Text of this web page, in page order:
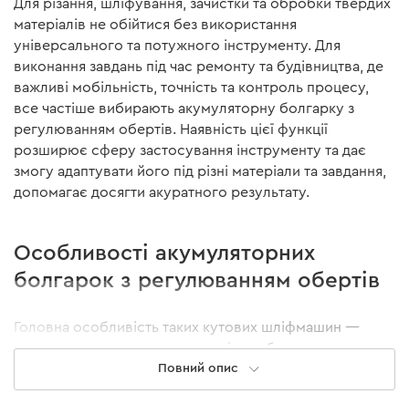
але всі ж повинні розуміти що батарея не
бескінечна.
Але завжди є але, несуттєві мінуси:
- Допоміжна ручка для другої руки легко
відкручується під час роботи але якщо
СИЛЬНО закрутити то піде.
- Акумулятор у під'єднаннаному стані
трішки має люфт, болтається.
- І головне: біля посадкового місця для
батареї є два вентиляційні отвори закриті
сріблястою сіткою, вони всмоктують пил
Для різання, шліфування, зачистки та обробки твердих
матеріалів не обійтися без використання
універсального та потужного інструменту. Для
виконання завдань під час ремонту та будівництва, де
важливі мобільність, точність та контроль процесу,
все частіше вибирають акумуляторну болгарку з
регулюванням обертів. Наявність цієї функції
розширює сферу застосування інструменту та дає
змогу адаптувати його під різні матеріали та завдання,
допомагає досягти акуратного результату.
Особливості акумуляторних
болгарок з регулюванням обертів
Головна особливість таких кутових шліфмашин —
можливість регулювати швидкість обертання
оснащення. Це дає можливість підібрати оптимальні
оберти залежно від матеріалу та завдання: знизити
Повний опис